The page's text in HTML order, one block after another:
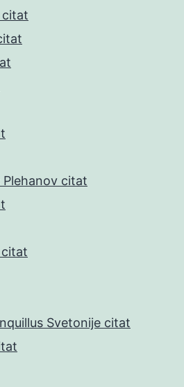
citat
Plehanov citat
Svetonije citat